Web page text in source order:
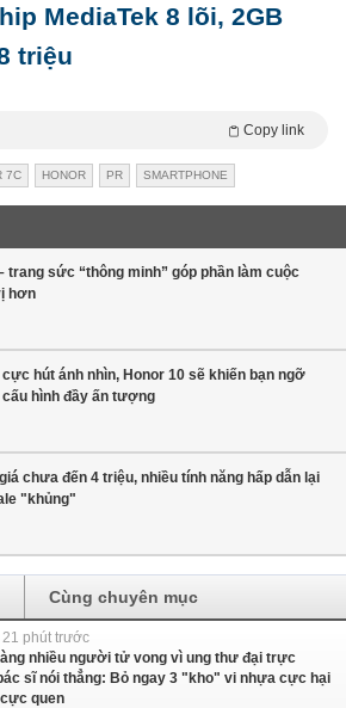
MediaTek 8 lõi, 2GB
triệu
Copy link
7C HONOR PR SMARTPHONE
trang sức “thông minh” góp phần làm cuộc
hơn
hút ánh nhìn, Honor 10 sẽ khiến bạn ngỡ
hình đầy ấn tượng
chưa đến 4 triệu, nhiều tính năng hấp dẫn lại
"khủng"
Cùng chuyên mục
phút trước
nhiều người tử vong vì ung thư đại trực
sĩ nói thẳng: Bỏ ngay 3 "kho" vi nhựa cực hại
quen